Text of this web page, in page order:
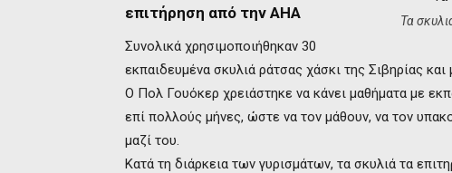
Τα
επιτήρηση από την ΑΗΑ
Συνολικά χρησιμοποιήθηκαν 30
εκπαιδευμένα σκυλιά ράτσας χάσκι της Σιβηρίας
Ο Πολ Γουόκερ χρειάστηκε να κάνει μαθήματα με
επί πολλούς μήνες, ώστε να τον μάθουν, να τον
μαζί του.
Κατά τη διάρκεια των γυρισμάτων, τα σκυλιά τα